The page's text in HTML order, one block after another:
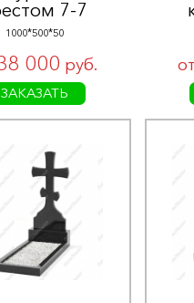
г. Петрозаводск,
Пн-Вс /
0
7-7
1000*500*50
000 руб.
ЗАКАЗАТЬ